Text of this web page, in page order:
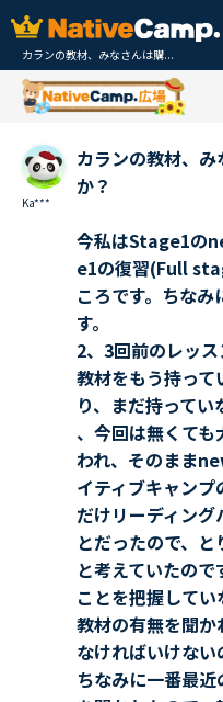
カランの教材、みなさんは購...
Ka***
カランの教材、
か？
今私はStage1の
e1の復習(Full
ころです。ちな
す。
2、3回前のレッ
教材をもう持っ
り、まだ持って
、今回は無くて
われ、そのまま
イティブキャン
だけリーディング
とだったので、
と考えていたの
ことを把握して
教材の有無を聞
なければいけな
ちなみに一番最